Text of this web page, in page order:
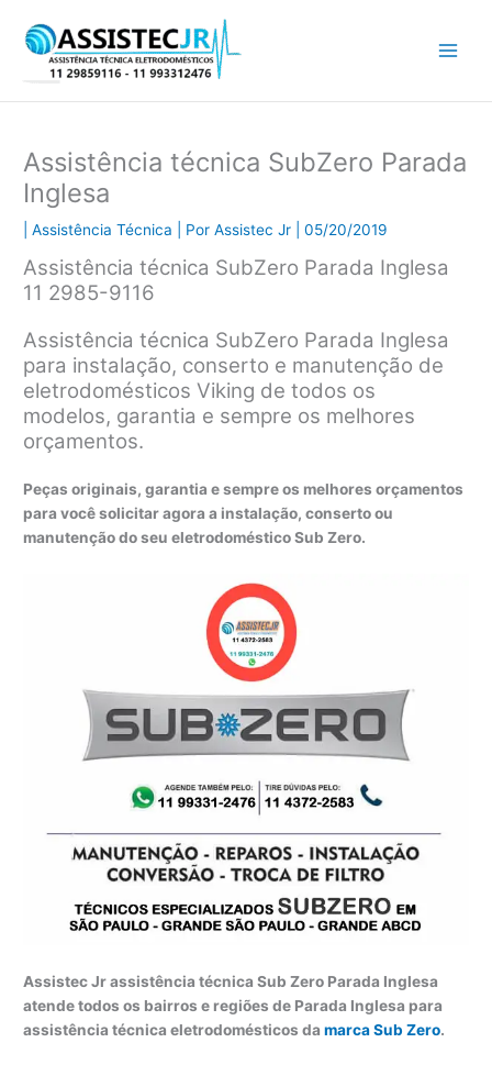
para
conteúdo
Assistência técnica SubZero Parada
Inglesa
|Assistência Técnica | PorAssistec Jr |05/20/2019
Assistência técnica SubZero Parada Inglesa
11 2985-9116
Assistência técnica SubZero Parada Inglesa
para instalação, conserto e manutenção de
eletrodomésticos Viking de todos os
modelos, garantia e sempre os melhores
orçamentos.
Peças originais, garantia e sempre os melhores orçamentos
para você solicitar agora a instalação, conserto ou
manutenção do seu eletrodoméstico Sub Zero.
Assistec Jr assistência técnica Sub Zero Parada Inglesa
atende todos os bairros e regiões de Parada Inglesa para
assistência técnica eletrodomésticos damarca Sub Zero.